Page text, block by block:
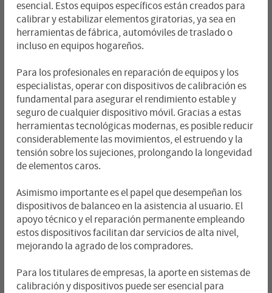
esencial. Estos equipos específicos están creados para
calibrar y estabilizar elementos giratorias, ya sea en
herramientas de fábrica, automóviles de traslado o
incluso en equipos hogareños.
Para los profesionales en reparación de equipos y los
especialistas, operar con dispositivos de calibración es
fundamental para asegurar el rendimiento estable y
seguro de cualquier dispositivo móvil. Gracias a estas
herramientas tecnológicas modernas, es posible reducir
considerablemente las movimientos, el estruendo y la
tensión sobre los sujeciones, prolongando la longevidad
de elementos caros.
Asimismo importante es el papel que desempeñan los
dispositivos de balanceo en la asistencia al usuario. El
apoyo técnico y el reparación permanente empleando
estos dispositivos facilitan dar servicios de alta nivel,
mejorando la agrado de los compradores.
Para los titulares de empresas, la aporte en sistemas de
calibración y dispositivos puede ser esencial para